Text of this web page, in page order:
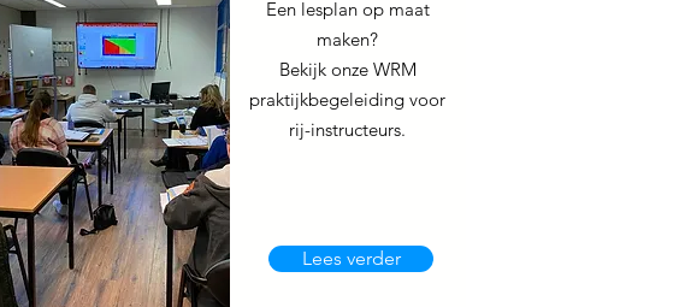
Een lesplan op maat
maken?
Bekijk onze WRM
praktijkbegeleiding voor
rij-instructeurs.
Lees verder